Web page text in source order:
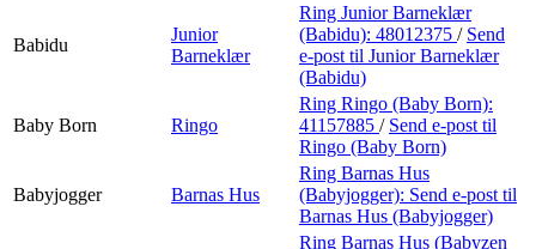
Babidu
Junior
Barneklær
Ring Junior Barneklær
(Babidu): 48012375 / Send
e-post til Junior Barneklær
(Babidu)
Baby Born Ringo
Ring Ringo (Baby Born):
41157885 / Send e-post til
Ringo (Baby Born)
Babyjogger Barnas Hus
Ring Barnas Hus
(Babyjogger): Send e-post til
Barnas Hus (Babyjogger)
Ring Barnas Hus (Babyzen